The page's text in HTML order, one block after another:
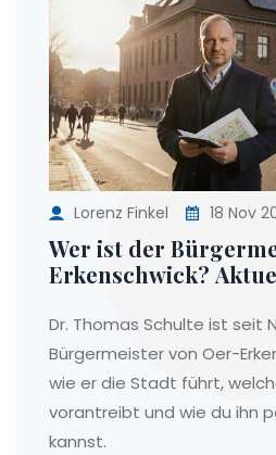
Lorenz Finkel 18 Nov
Wer ist der
Erkenschwick?
Dr. Thomas Schulte ist seit
Bürgermeister von Oer-
wie er die Stadt führt,
vorantreibt und wie du ihn
kannst.